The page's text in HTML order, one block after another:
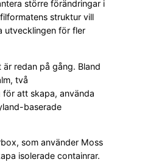
större förändringar i
struktur vill
utvecklingen för fler
redan på gång. Bland
två
att skapa, använda
baserade
som använder Moss
isolerade containrar.